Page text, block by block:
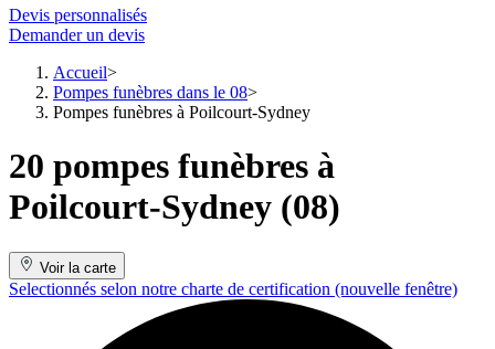
Devis personnalisés
Demander un devis
Accueil
Pompes funèbres dans le 08
Pompes funèbres à Poilcourt-Sydney
20 pompes funèbres à
Poilcourt-Sydney (08)
Voir la carte
Selectionnés selon notre charte de certification (nouvelle fenêtre)